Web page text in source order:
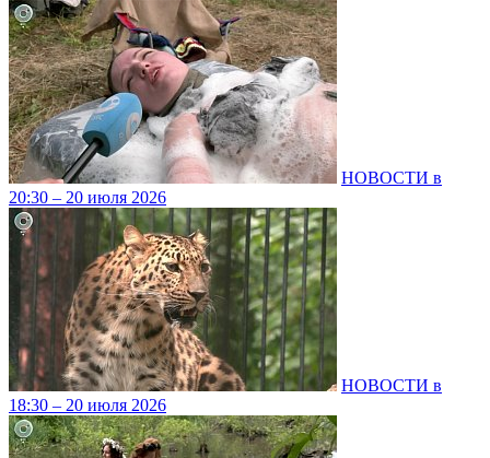
НОВОСТИ в
20:30 – 20 июля 2026
НОВОСТИ в
18:30 – 20 июля 2026